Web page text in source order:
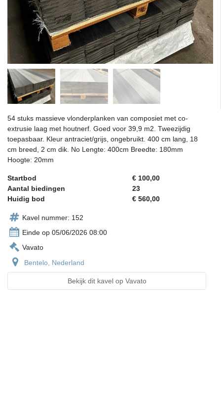
54 stuks massieve vlonderplanken van composiet met co-
extrusie laag met houtnerf. Goed voor 39,9 m2. Tweezijdig
toepasbaar. Kleur antraciet/grijs, ongebruikt. 400 cm lang, 18
cm breed, 2 cm dik. No Lengte: 400cm Breedte: 180mm
Hoogte: 20mm
Startbod
€ 100,00
Aantal biedingen
23
Huidig bod
€ 560,00
Kavel nummer: 152
Einde op 05/06/2026 08:00
Vavato
Bentelo, Nederland
Bekijk dit kavel op Vavato